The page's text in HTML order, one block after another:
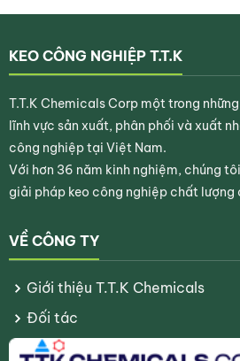
KEO CÔNG NGHIỆP T.T.K
T.T.K Chemicals Corp một trong
lĩnh vực sản xuất, phân phối và xuất
công nghiệp tại Việt Nam.
Với hơn 36 năm kinh nghiệm, chúng
giải pháp keo công nghiệp chất lượng
VỀ CÔNG TY
Giới thiệu T.T.K Chemicals
Đối tác